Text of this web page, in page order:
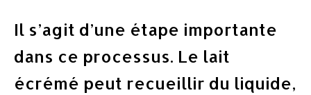
Il s’agit d’une étape importante
dans ce processus. Le lait
écrémé peut recueillir du liquide,